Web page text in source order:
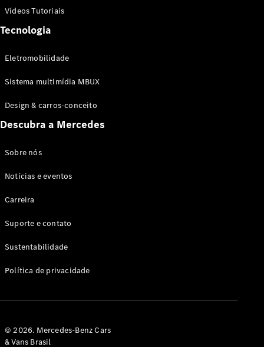
Vídeos Tutoriais
Tecnologia
Eletromobilidade
Sistema multimídia MBUX
Design & carros-conceito
Descubra a Mercedes
Sobre nós
Notícias e eventos
Carreira
Suporte e contato
Sustentabilidade
Política de privacidade
© 2026. Mercedes-Benz Cars
& Vans Brasil